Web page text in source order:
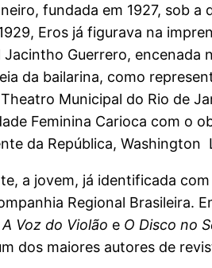
fundada em 1927, sob a
Eros já figurava na
Jacintho Guerrero, encenada
da bailarina, como
Municipal do Rio de
Feminina Carioca com o
da República, Washington
a jovem, já identificada
Regional Brasileira.
A Voz do Violão e O Disco no
dos maiores autores de